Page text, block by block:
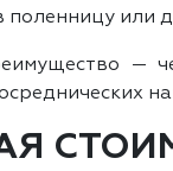
поленницу или
—